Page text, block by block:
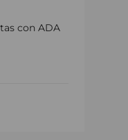
con ADA